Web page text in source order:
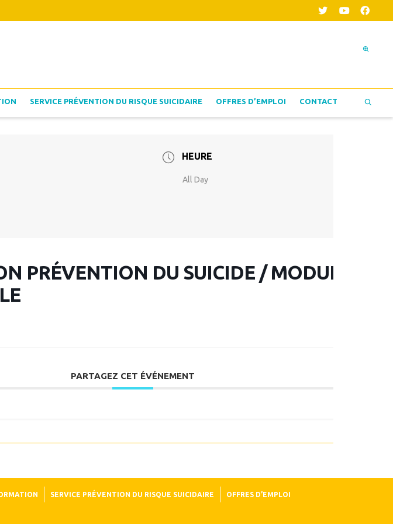
SERVICE PRÉVENTION DU RISQUE SUICIDAIRE OFFRES D’EMPLOI CONTACT
HEURE
All Day
PRÉVENTION DU SUICIDE / MODULE
PARTAGEZ CET ÉVÉNEMENT
SERVICE PRÉVENTION DU RISQUE SUICIDAIRE OFFRES D’EMPLOI